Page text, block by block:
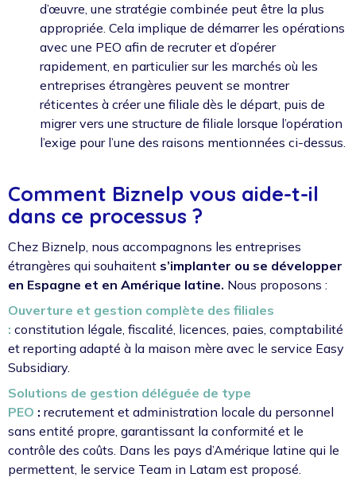
d’œuvre, une stratégie combinée peut être la plus
appropriée. Cela implique de démarrer les opérations
avec une PEO afin de recruter et d’opérer
rapidement, en particulier sur les marchés où les
entreprises étrangères peuvent se montrer
réticentes à créer une filiale dès le départ, puis de
migrer vers une structure de filiale lorsque l’opération
l’exige pour l’une des raisons mentionnées ci-dessus.
Comment Biznelp vous aide-t-il
dans ce processus ?
Chez Biznelp, nous accompagnons les entreprises
étrangères qui souhaitent s’implanter ou se développer
en Espagne et en Amérique latine. Nous proposons :
Ouverture et gestion complète des filiales
: constitution légale, fiscalité, licences, paies, comptabilité
et reporting adapté à la maison mère avec le service Easy
Subsidiary.
Solutions de gestion déléguée de type
PEO : recrutement et administration locale du personnel
sans entité propre, garantissant la conformité et le
contrôle des coûts. Dans les pays d’Amérique latine qui le
permettent, le service Team in Latam est proposé.